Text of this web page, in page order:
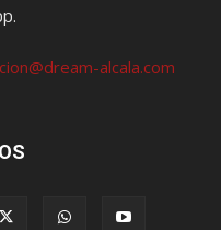
alcala.com